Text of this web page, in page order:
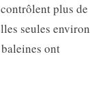
plus de
seules environ
ont